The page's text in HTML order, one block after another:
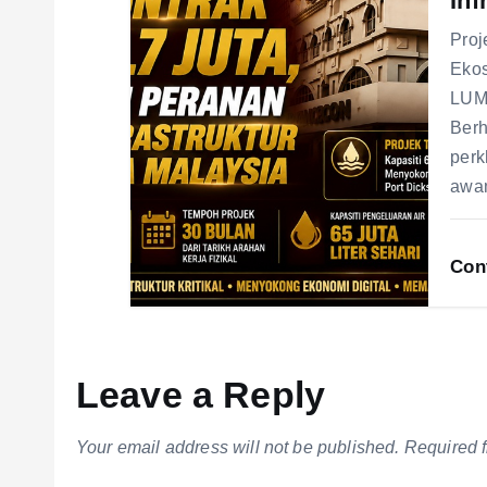
Leave a Reply
Your email address will not be published. Required